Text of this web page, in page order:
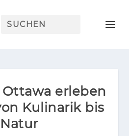
erleben
Kulinarik bis
Natur